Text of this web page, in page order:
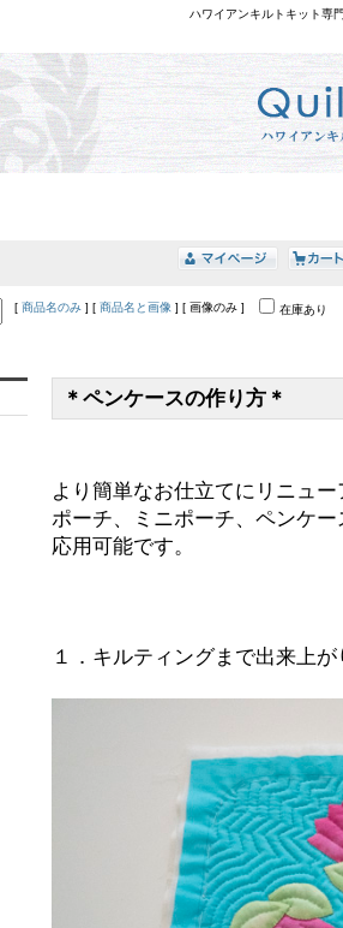
ハワイアンキルトキット専
[ 商品名のみ ] [ 商品名と画像 ] [ 画像のみ ] 在庫あり
＊ペンケースの作り方＊
より簡単なお仕立てにリニュ
ポーチ、ミニポーチ、ペンケ
応用可能です。
１．キルティングまで出来上